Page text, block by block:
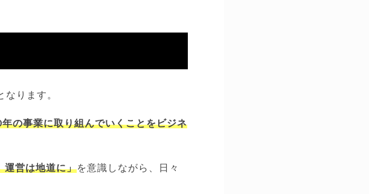
ります。
の事業に取り組んでいくことをビジネ
運営は地道に」を意識しながら、日々